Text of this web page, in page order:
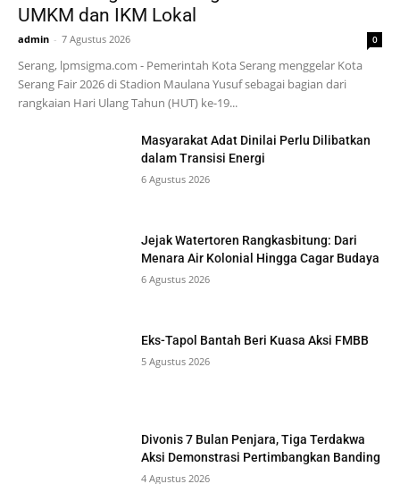
UMKM dan IKM Lokal
admin - 7 Agustus 2026 0
Serang, lpmsigma.com - Pemerintah Kota Serang menggelar Kota
Serang Fair 2026 di Stadion Maulana Yusuf sebagai bagian dari
rangkaian Hari Ulang Tahun (HUT) ke-19...
Masyarakat Adat Dinilai Perlu Dilibatkan
dalam Transisi Energi
6 Agustus 2026
Jejak Watertoren Rangkasbitung: Dari
Menara Air Kolonial Hingga Cagar Budaya
6 Agustus 2026
Eks-Tapol Bantah Beri Kuasa Aksi FMBB
5 Agustus 2026
Divonis 7 Bulan Penjara, Tiga Terdakwa
Aksi Demonstrasi Pertimbangkan Banding
4 Agustus 2026